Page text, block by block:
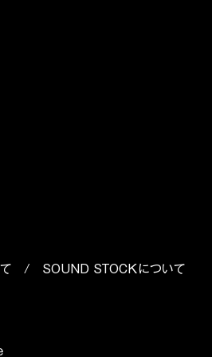
/ SOUND STOCKについて